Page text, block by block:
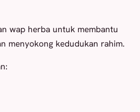
wap herba untuk membantu
menyokong kedudukan rahim.